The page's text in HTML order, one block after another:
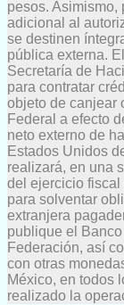
pesos. Asimismo,
adicional al
se destinen
pública externa.
Secretaría de
para contratar
objeto de canjear
Federal a efecto
neto externo de
Estados Unidos
realizará, en una
del ejercicio
para solventar
extranjera
publique el
Federación, así
con otras
México, en todos
realizado la